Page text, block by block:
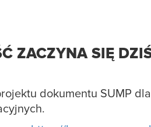
ZACZYNA SIĘ
dokumentu SUMP